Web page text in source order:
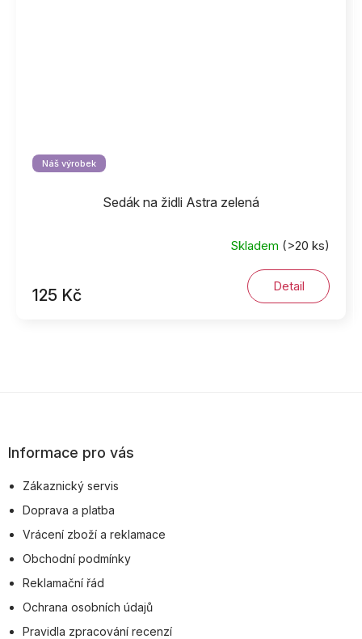
Náš výrobek
Sedák na židli Astra zelená
Skladem (>20 ks)
125 Kč Detail
pInformace pro vás
Zákaznický servis
Doprava a platba
Vrácení zboží a reklamace
Obchodní podmínky
Reklamační řád
Ochrana osobních údajů
Pravidla zpracování recenzí